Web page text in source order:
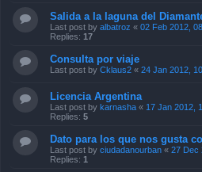
Salida a la laguna del
Last post by albatroz « 02 Feb 2012,
Replies: 17
Consulta por viaje
Last post by Cklaus2 « 24 Jan 2012,
Licencia Argentina
Last post by karnasha « 17 Jan 2012,
Replies: 5
Dato para los que nos gusta
Last post by ciudadanourban « 27 Dec
Replies: 1